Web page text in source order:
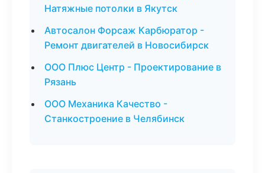
Натяжные потолки в Якутск
Автосалон Форсаж Карбюратор -
Ремонт двигателей в Новосибирск
ООО Плюс Центр - Проектирование в
Рязань
ООО Механика Качество -
Станкостроение в Челябинск